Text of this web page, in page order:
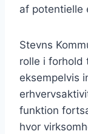
af potentielle
Stevns
rolle i forhold
eksempelvis
funktion
hvor